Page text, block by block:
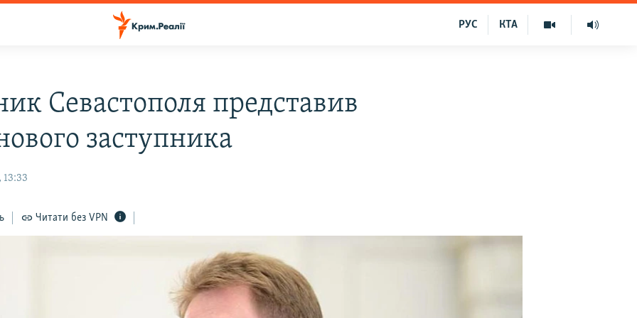
КТА
РУС
Севастополя представив
заступника
13:33
Читати без VPN